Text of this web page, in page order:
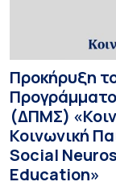
Προκήρυξη
(ΔΠΜΣ)
Κοινωνική
Social
Education»